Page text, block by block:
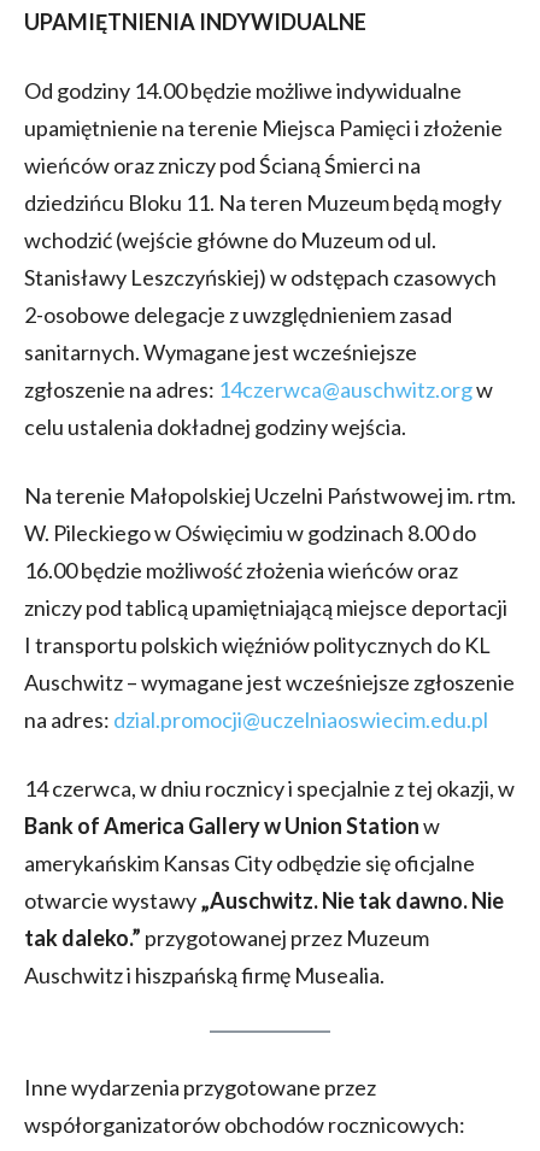
UPAMIĘTNIENIA INDYWIDUALNE
Od godziny 14.00 będzie możliwe indywidualne
upamiętnienie na terenie Miejsca Pamięci i złożenie
wieńców oraz zniczy pod Ścianą Śmierci na
dziedzińcu Bloku 11. Na teren Muzeum będą mogły
wchodzić (wejście główne do Muzeum od ul.
Stanisławy Leszczyńskiej) w odstępach czasowych
2-osobowe delegacje z uwzględnieniem zasad
sanitarnych. Wymagane jest wcześniejsze
zgłoszenie na adres: 14czerwca@auschwitz.orgw
celu ustalenia dokładnej godziny wejścia.
Na terenie Małopolskiej Uczelni Państwowej im. rtm.
W. Pileckiego w Oświęcimiu w godzinach 8.00 do
16.00 będzie możliwość złożenia wieńców oraz
zniczy pod tablicą upamiętniającą miejsce deportacji
I transportu polskich więźniów politycznych do KL
Auschwitz – wymagane jest wcześniejsze zgłoszenie
na adres: dzial.promocji@uczelniaoswiecim.edu.pl
14 czerwca, w dniu rocznicy i specjalnie z tej okazji, w
Bank of America Gallery w Union Stationw
amerykańskim Kansas City odbędzie się oficjalne
otwarcie wystawy„Auschwitz. Nie tak dawno. Nie
tak daleko.” przygotowanej przez Muzeum
Auschwitz i hiszpańską firmę Musealia.
Inne wydarzenia przygotowane przez
współorganizatorów obchodów rocznicowych: